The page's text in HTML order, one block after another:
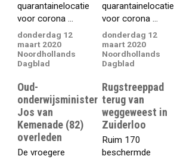
quarantainelocatie
voor corona ...
donderdag 12
maart 2020
Noordhollands
Dagblad
quarantainelocatie
voor corona ...
donderdag 12
maart 2020
Noordhollands
Dagblad
Oud-
onderwijsminister
Jos van
Kemenade (82)
overleden
De vroegere
Rugstreeppad
terug van
weggeweest in
Zuiderloo
Ruim 170
beschermde